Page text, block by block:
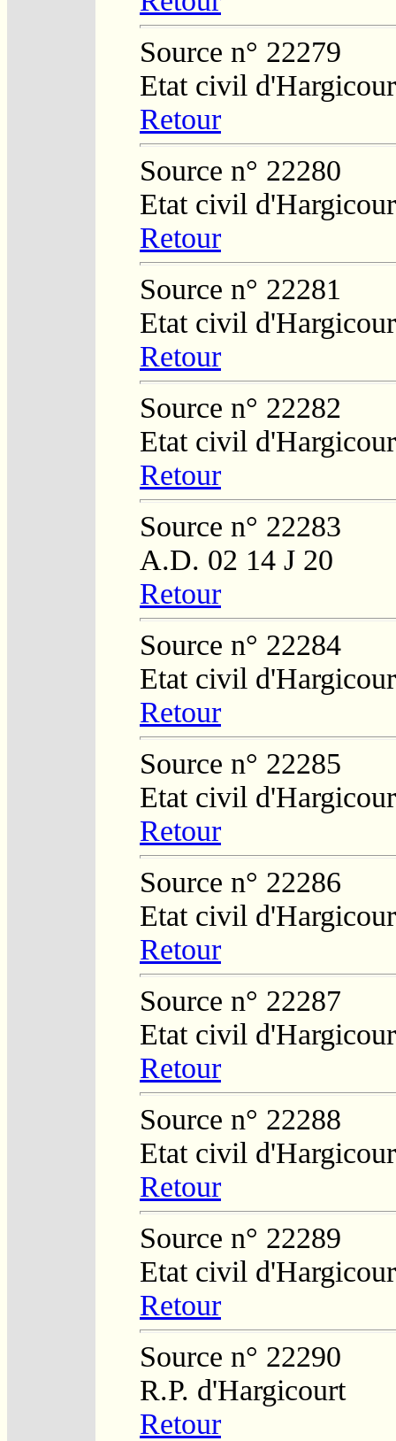
Source n° 22279
Etat civil
Retour
Source n° 22280
Etat civil
Retour
Source n° 22281
Etat civil
Retour
Source n° 22282
Etat civil
Retour
Source n° 22283
A.D. 02 14 J 20
Retour
Source n° 22284
Etat civil
Retour
Source n° 22285
Etat civil
Retour
Source n° 22286
Etat civil
Retour
Source n° 22287
Etat civil
Retour
Source n° 22288
Etat civil
Retour
Source n° 22289
Etat civil
Retour
Source n° 22290
R.P. d'Hargicourt
Retour